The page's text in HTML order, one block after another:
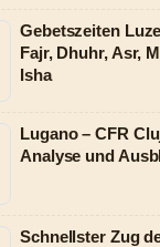
Gebetszeiten
Fajr, Dhuhr, Asr,
Isha
Lugano – CFR
Analyse und
Schnellster Zug